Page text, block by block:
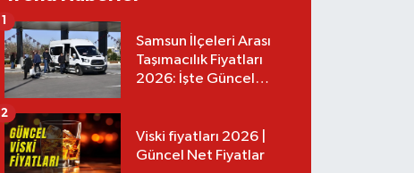
Samsun İlçeleri Arası
Taşımacılık Fiyatları
2026: İşte Güncel
1
Viski fiyatları 2026 |
Güncel Net Fiyatlar
2